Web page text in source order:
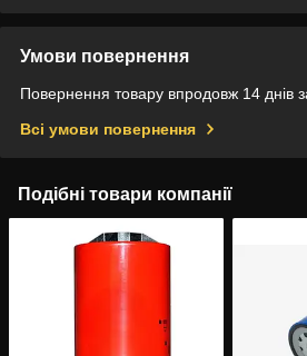
Умови повернення
Повернення товару впродовж 14 днів
Всі умови повернення
Подібні товари компанії